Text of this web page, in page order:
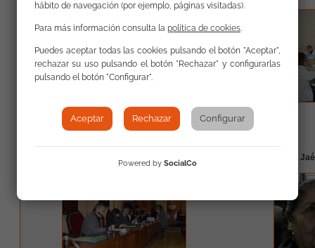
leer más
Firma del Pacto Local por la Conciliación con el
Instituto Andaluz de la Mujer en Jaén
8 de marzo en
hábito de navegación (por ejemplo, páginas visitadas).
Para más información consulta la política de cookies.
Puedes aceptar todas las cookies pulsando el botón "Aceptar",
rechazar su uso pulsando el botón "Rechazar" y configurarlas
pulsando el botón "Configurar".
Aceptar Rechazar Configurar
Powered by SocialCo